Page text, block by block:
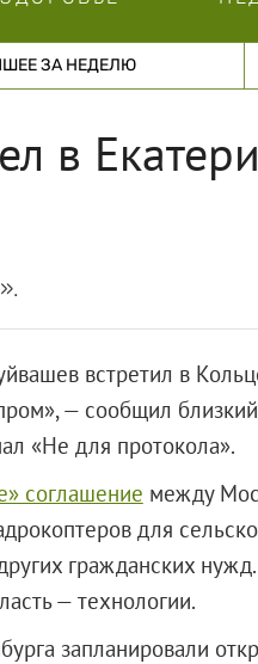
ЗА НЕДЕЛЮ
в
встретил в
— сообщил близкий
«Не для протокола».
соглашение между
для
гражданских
— технологии.
запланировали